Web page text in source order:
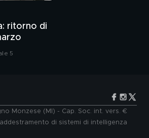
ritorno di
5
Monzese (MI) - Cap. Soc. int. vers. €
di sistemi di intelligenza